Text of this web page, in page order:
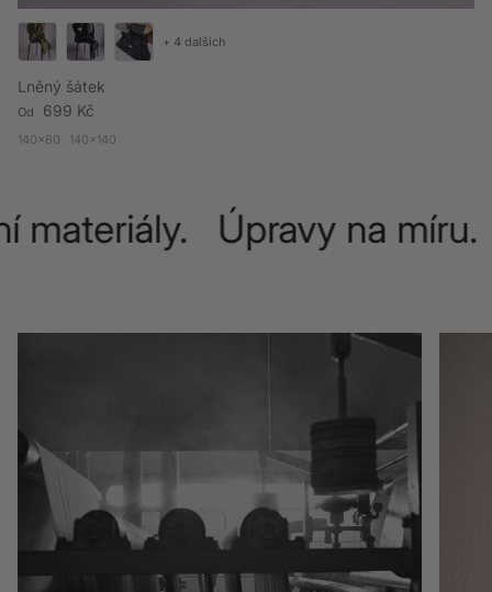
Lněný šátek
Běžná cena
Od 699 Kč
140x80 140x140
+ 4 dalších
materiály. Úpravy na